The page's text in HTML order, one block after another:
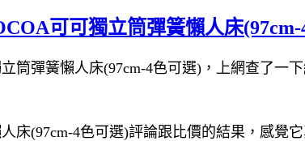
可可獨立筒彈簧懶人床(97cm-
筒彈簧懶人床(97cm-4色可選)，上網查了一
床(97cm-4色可選)評論跟比價的結果，感覺